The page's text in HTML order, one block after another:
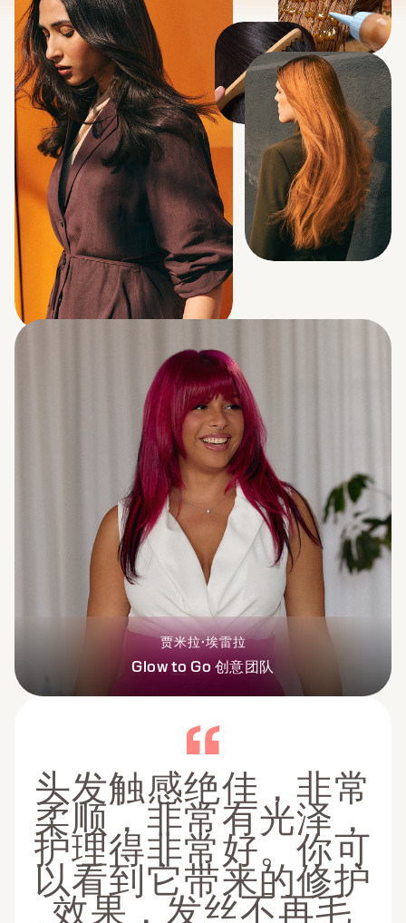
贾米拉·埃雷拉
Glow to Go 创意团队
头发触感绝佳，非常
柔顺，非常有光泽，
护理得非常好。你可
以看到它带来的修护
效果，发丝不再毛